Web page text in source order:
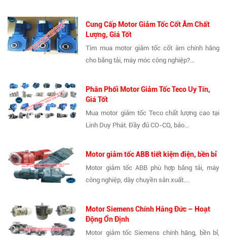
Cung Cấp Motor Giảm Tốc Cốt Âm Chất
Lượng, Giá Tốt
Tìm mua motor giảm tốc cốt âm chính hãng
cho băng tải, máy móc công nghiệp?...
Phân Phối Motor Giảm Tốc Teco Uy Tín,
Giá Tốt
Mua motor giảm tốc Teco chất lượng cao tại
Linh Duy Phát. Đầy đủ CO-CQ, bảo...
Motor giảm tốc ABB tiết kiệm điện, bền bỉ
Motor giảm tốc ABB phù hợp băng tải, máy
công nghiệp, dây chuyền sản xuất....
Motor Siemens Chính Hãng Đức – Hoạt
Động Ổn Định
Motor giảm tốc Siemens chính hãng, bền bỉ,